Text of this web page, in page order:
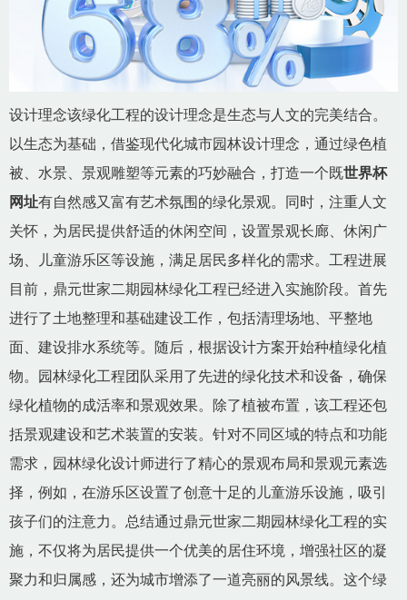
设计理念该绿化工程的设计理念是生态与人文的完美结合。
以生态为基础，借鉴现代化城市园林设计理念，通过绿色植
被、水景、景观雕塑等元素的巧妙融合，打造一个既世界杯
网址有自然感又富有艺术氛围的绿化景观。同时，注重人文
关怀，为居民提供舒适的休闲空间，设置景观长廊、休闲广
场、儿童游乐区等设施，满足居民多样化的需求。工程进展
目前，鼎元世家二期园林绿化工程已经进入实施阶段。首先
进行了土地整理和基础建设工作，包括清理场地、平整地
面、建设排水系统等。随后，根据设计方案开始种植绿化植
物。园林绿化工程团队采用了先进的绿化技术和设备，确保
绿化植物的成活率和景观效果。除了植被布置，该工程还包
括景观建设和艺术装置的安装。针对不同区域的特点和功能
需求，园林绿化设计师进行了精心的景观布局和景观元素选
择，例如，在游乐区设置了创意十足的儿童游乐设施，吸引
孩子们的注意力。总结通过鼎元世家二期园林绿化工程的实
施，不仅将为居民提供一个优美的居住环境，增强社区的凝
聚力和归属感，还为城市增添了一道亮丽的风景线。这个绿